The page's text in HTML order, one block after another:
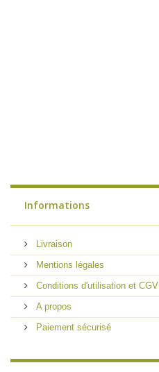
Informations
Livraison
Mentions légales
Conditions d'utilisation et CGV
A propos
Paiement sécurisé